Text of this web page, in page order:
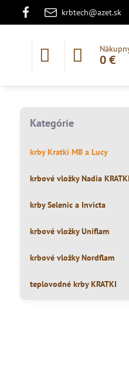
krbtech@azet.sk
0 €
Kategórie
krby Kratki MB a Lucy
krbové vložky Nadia KRATKI
krby Selenic a Invicta
krbové vložky Uniflam
krbové vložky Nordflam
teplovodné krby KRATKI